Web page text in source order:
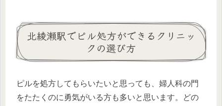
北綾瀬駅でピル処方ができるクリニッ
クの選び方
ピルを処方してもらいたいと思っても、婦人科の門
をたたくのに勇気がいる方も多いと思います。どの